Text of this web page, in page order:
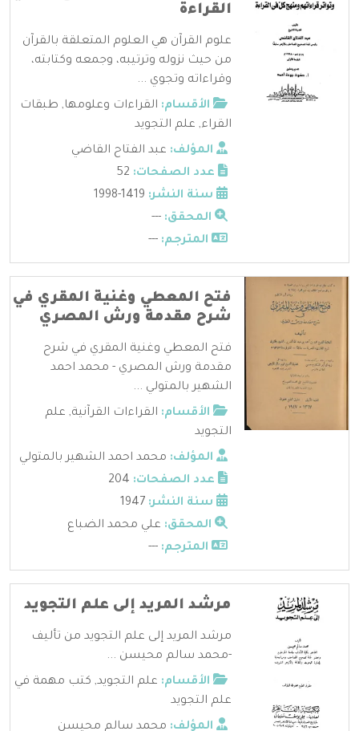
القراءة
علوم القرآن هي العلوم المتعلقة بالقرآن
من حيث نزوله وترتيبه، وجمعه وكتابته،
وقراءاته وتجوي ...
الأقسام: القراءات وعلومها, طبقات
القراء, علم التجويد
المؤلف: عبد الفتاح القاضي
عدد الصفحات:
سنة النشر:
المحقق: ---
المترجم: ---
فتح المعطي وغنية المقري في
شرح مقدمة ورش المصري
فتح المعطي وغنية المقري في شرح
مقدمة ورش المصري - محمد احمد
الشهير بالمتولي ...
الأقسام: القراءات القرآنية, علم
التجويد
المؤلف: محمد احمد الشهير بالمتولي
عدد الصفحات:
سنة النشر:
المحقق: علي محمد الضباع
المترجم: ---
مرشد المريد إلى علم التجويد
مرشد المريد إلى علم التجويد من تأليف
-محمد سالم محيسن ...
الأقسام: علم التجويد, كتب مهمة في
علم التجويد
المؤلف: محمد سالم محيسن